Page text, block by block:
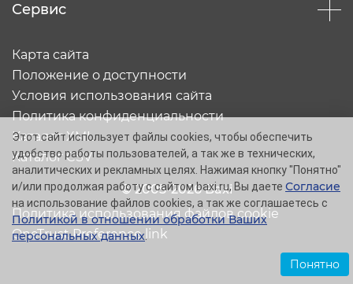
Сервис
© 2005-2026 Baxi
Карта сайта
Положение о доступности
Условия использования сайта
Политика конфиденциальности
Каталог XML
Каталог CSV
Политика использования файлов cookie
OneTrust Preference link
Этот сайт использует файлы cookies, чтобы обеспечить
удобство работы пользователей, а так же в технических,
аналитических и рекламных целях. Нажимая кнопку "Понятно"
и/или продолжая работу с сайтом baxi.ru, Вы даете Согласие
на использование файлов cookies, а так же соглашаетесь с
Политикой в отношении обработки Ваших
персональных данных.
Понятно